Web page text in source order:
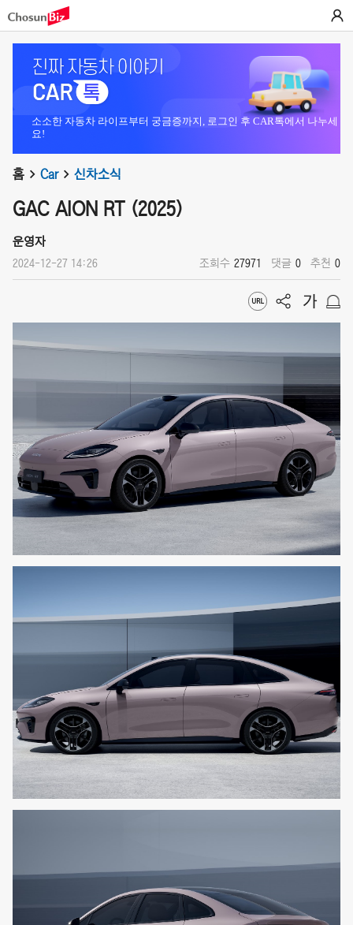
소소한 자동차 라이프부터 궁금증까지, 로그인 후 CAR톡에서 나누세
요!
홈 Car 신차소식
GAC AION RT (2025)
운영자
2024-12-27 14:26 조회수 27971 댓글 0 추천 0